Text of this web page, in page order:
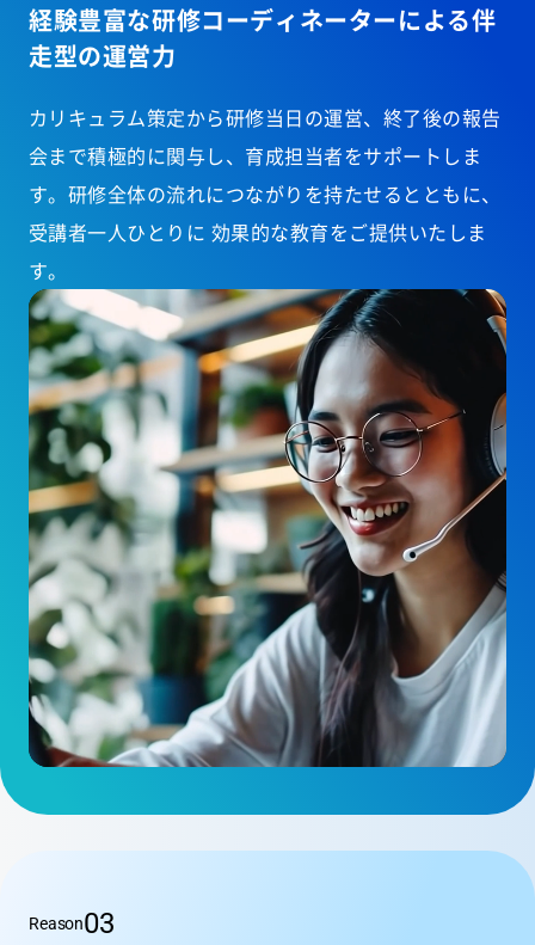
経験豊富な研修コーディネーターによる伴
走型の運営力
カリキュラム策定から研修当日の運営、終了後の報告
会まで積極的に関与し、育成担当者をサポートしま
す。研修全体の流れにつながりを持たせるとともに、
受講者一人ひとりに 効果的な教育をご提供いたしま
す。
Reason03